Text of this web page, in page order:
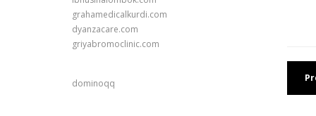
grahamedicalkurdi.com
dyanzacare.com
griyabromoclinic.com
dominoqq